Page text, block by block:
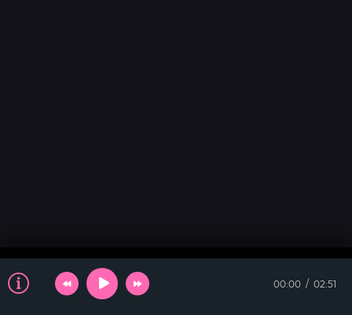
00:00 02:51